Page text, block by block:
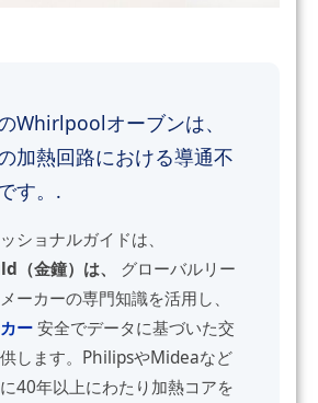
Whirlpoolオーブンは、
加熱回路における導通不
す。.
ショナルガイドは、
（金鐘）は、
グローバルリー
ーカーの専門知識を活用し、
ー安全でデータに基づいた交
します。PhilipsやMideaなど
40年以上にわたり加熱コアを